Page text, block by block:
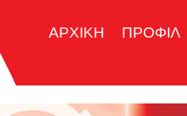
ΑΡΧΙΚΗ ΠΡΟΦΙΛ